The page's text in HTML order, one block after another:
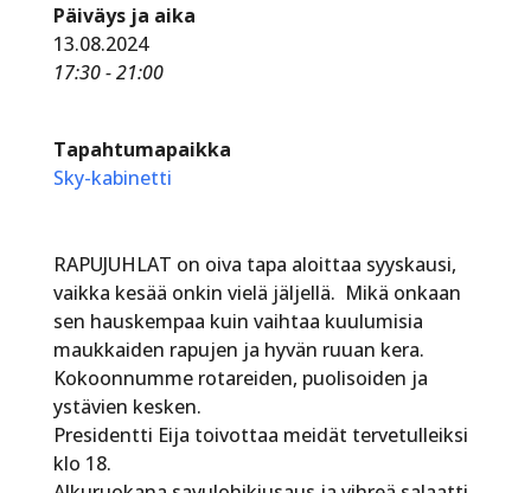
Päiväys ja aika
13.08.2024
17:30 - 21:00
Tapahtumapaikka
Sky-kabinetti
RAPUJUHLAT on oiva tapa aloittaa syyskausi,
vaikka kesää onkin vielä jäljellä. Mikä onkaan
sen hauskempaa kuin vaihtaa kuulumisia
maukkaiden rapujen ja hyvän ruuan kera.
Kokoonnumme rotareiden, puolisoiden ja
ystävien kesken.
Presidentti Eija toivottaa meidät tervetulleiksi
klo 18.